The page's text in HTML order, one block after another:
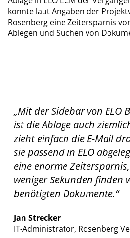
konnte laut Angaben der
Rosenberg eine Zeitersparnis
Ablegen und Suchen von
„Mit der Sidebar von ELO
ist die Ablage auch
zieht einfach die E-Mail
sie passend in ELO
eine enorme
weniger Sekunden finden
benötigten Dokumente.“
Jan Strecker
IT-Administrator, Rosenberg